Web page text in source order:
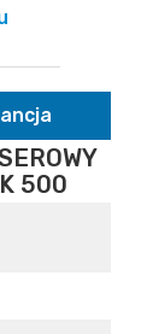
500